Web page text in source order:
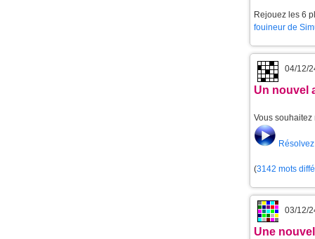
Rejouez les 6
fouineur de
04/12/
Un nouvel
Vous souhaitez
(3142 mots
03/12/
Une